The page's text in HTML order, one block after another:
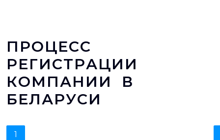
ПРОЦЕСС
РЕГИСТРАЦИИ
КОМПАНИИ В
БЕЛАРУСИ
1